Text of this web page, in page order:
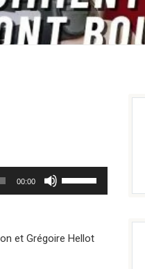
00:00
les
augmenter
et Grégoire Hellot